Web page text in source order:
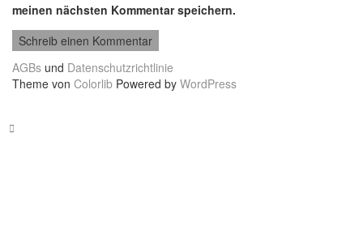
meinen nächsten Kommentar speichern.
AGBs und Datenschutzrichtlinie
Theme von Colorlib Powered by WordPress